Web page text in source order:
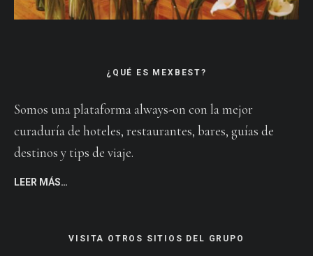
¿QUÉ ES MEXBEST?
Somos una plataforma always-on con la mejor
curaduría de hoteles, restaurantes, bares, guías de
destinos y tips de viaje.
LEER MÁS…
VISITA OTROS SITIOS DEL GRUPO